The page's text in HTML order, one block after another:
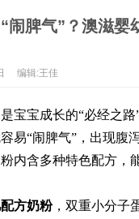
闹脾气”？澳滋婴
编辑:王佳
宝宝成长的“必经之
易“闹脾气”，出现腹
内含多种特色配方，
方奶粉，双重小分子